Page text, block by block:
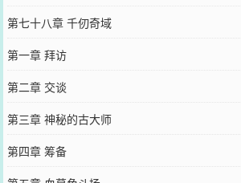
第七十八章 千仞奇域
第一章 拜访
第二章 交谈
第三章 神秘的古大师
第四章 筹备